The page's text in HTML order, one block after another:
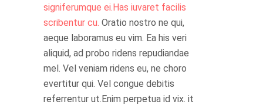
signiferumque ei.Has iuvaret facilis
scribentur cu. Oratio nostro ne qui,
aeque laboramus eu vim. Ea his veri
aliquid, ad probo ridens repudiandae
mel. Vel veniam ridens eu, ne choro
evertitur qui. Vel congue debitis
referrentur ut.Enim perpetua id vix. it